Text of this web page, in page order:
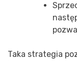
Taka strategia